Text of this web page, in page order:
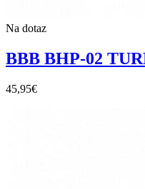
Na dotaz
BBB BHP-02
45,95€